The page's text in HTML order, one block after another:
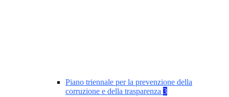
Piano triennale per la prevenzione della
corruzione e della trasparenza 3